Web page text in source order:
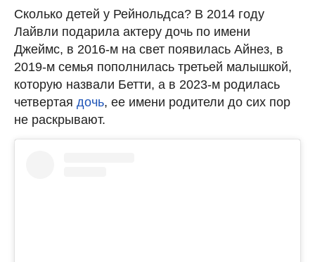
Сколько детей у Рейнольдса? В 2014 году
Лайвли подарила актеру дочь по имени
Джеймс, в 2016-м на свет появилась Айнез, в
2019-м семья пополнилась третьей малышкой,
которую назвали Бетти, а в 2023-м родилась
четвертая дочь, ее имени родители до сих пор
не раскрывают.